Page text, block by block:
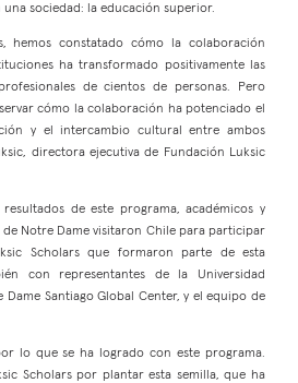
sociedad: la educación superior.
hemos constatado cómo la colaboración
ha transformado positivamente las
de cientos de personas. Pero
cómo la colaboración ha potenciado el
y el intercambio cultural entre ambos
directora ejecutiva de Fundación Luksic
de este programa, académicos y
Notre Dame visitaron Chile para participar
Scholars que formaron parte de esta
con representantes de la Universidad
Santiago Global Center, y el equipo de
lo que se ha logrado con este programa.
Scholars por plantar esta semilla, que ha